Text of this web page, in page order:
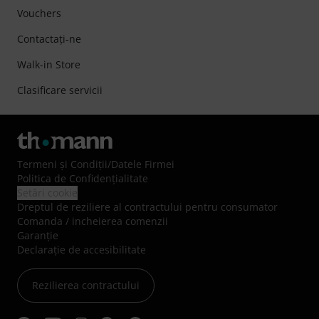
Vouchers
Contactaţi-ne
Walk-in Store
Clasificare servicii
Termeni şi Condiţii/Datele Firmei
Politica de Confidenţialitate
Dreptul de reziliere al contractului pentru consumator
Comanda / incheierea comenzii
Garanție
Declarație de accesibilitate
Rezilierea contractului